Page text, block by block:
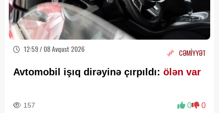
12:59 / 08 Avqust 2026 CƏMİYYƏT
Avtomobil işıq dirəyinə çırpıldı: ölən var
157 0 0